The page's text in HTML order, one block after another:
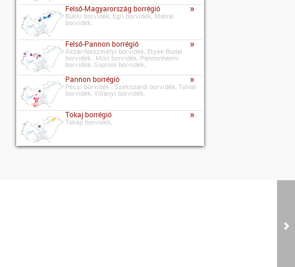
Felső-Magyarország borrégió »
Bükki borvidék, Egri borvidék, Mátrai
borvidék,
Felső-Pannon borrégió »
Ászár-Neszmélyi borvidék, Etyek-Budai
borvidék , Móri borvidék, Pannonhalmi
borvidék, Soproni borvidék,
Pannon borrégió »
Pécsi borvidék , Szekszárdi borvidék, Tolnai
borvidék, Villányi borvidék,
Tokaj borrégió »
Tokaji borvidék,